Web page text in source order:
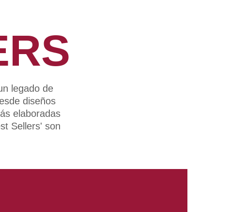
legado de
diseños
elaboradas
Sellers' son